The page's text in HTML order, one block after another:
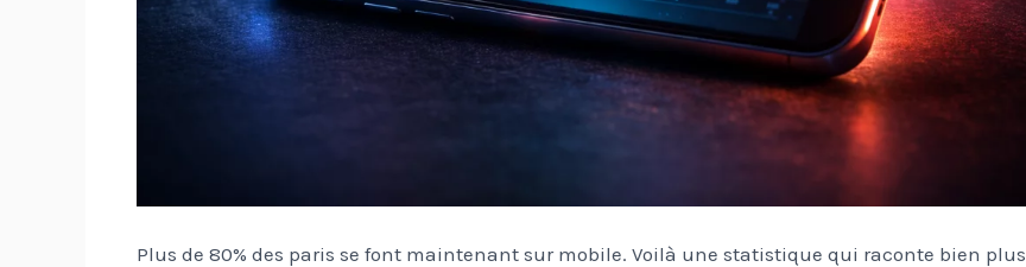
Plus de 80% des paris se font maintenant sur mobile. Voilà une statistique qui raconte bien plus